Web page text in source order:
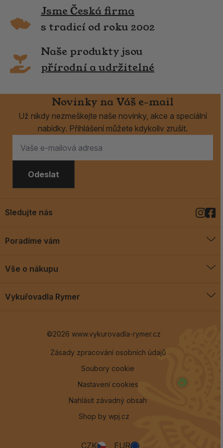
Jsme Česká firma
s tradicí od roku 2002
Naše produkty jsou
přírodní a udržitelné
Novinky na Váš e-mail
Už nikdy nezmeškejte naše novinky, akce a speciální
nabídky. Přihlášení můžete kdykoliv zrušit.
Odeslat
Poradíme vám
Blog
Vše o nákupu
Vykuřovadla Rymer
Sledujte nás
©2026 www.vykurovadla-rymer.cz
Zásady zpracování osobních údajů
Soubory cookie
Nastavení cookies
Nahlásit závadný obsah
Shop by wpj.cz
CZK EUR